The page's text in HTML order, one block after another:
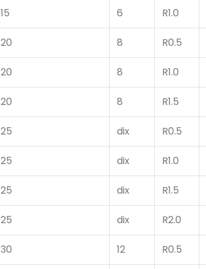
15 6 R1.0
20 8 R0.5
20 8 R1.0
20 8 R1.5
25 dix R0.5
25 dix R1.0
25 dix R1.5
25 dix R2.0
30 12 R0.5